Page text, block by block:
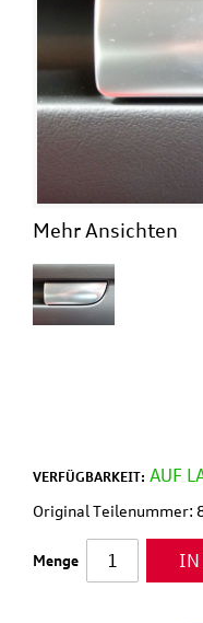
Mehr Ansichten
VERFÜGBARKEIT: AUF
Original Teilenummer:
Menge IN